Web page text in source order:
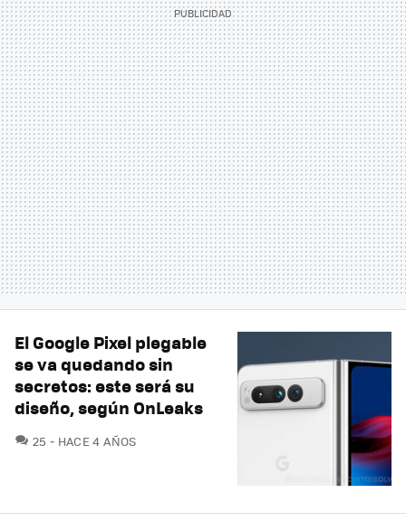
El Google Pixel plegable
se va quedando sin
secretos: este será su
diseño, según OnLeaks
25 COMENTARIOS
HACE 4 AÑOS